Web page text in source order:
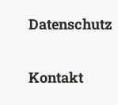
Datenschutz
Kontakt